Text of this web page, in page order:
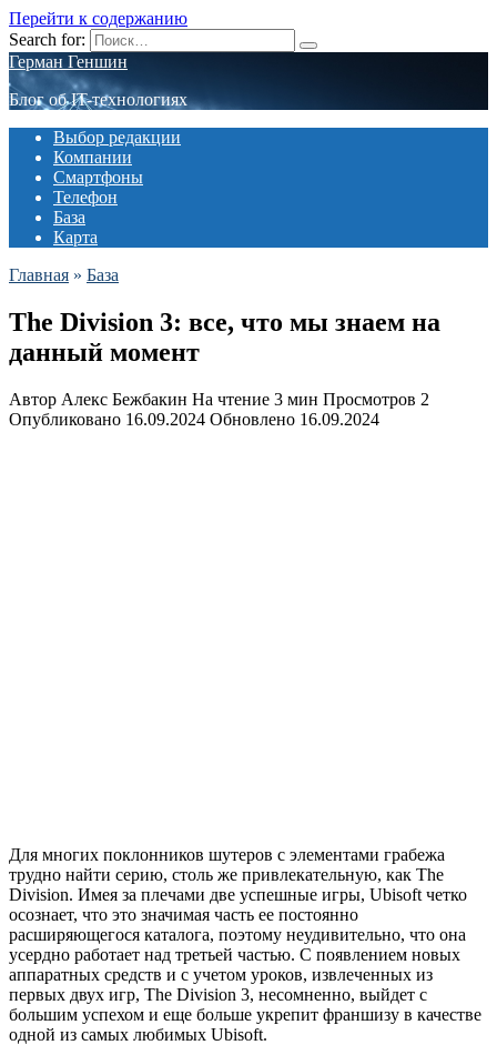
Перейти к содержанию
Search for:
Герман Геншин
Блог об IT-технологиях
Выбор редакции
Компании
Смартфоны
Телефон
База
Карта
Главная » База
The Division 3: все, что мы знаем на
данный момент
Автор Алекс Бежбакин На чтение 3 мин Просмотров 2
Опубликовано 16.09.2024 Обновлено 16.09.2024
Для многих поклонников шутеров с элементами грабежа
трудно найти серию, столь же привлекательную, как The
Division. Имея за плечами две успешные игры, Ubisoft четко
осознает, что это значимая часть ее постоянно
расширяющегося каталога, поэтому неудивительно, что она
усердно работает над третьей частью. С появлением новых
аппаратных средств и с учетом уроков, извлеченных из
первых двух игр, The Division 3, несомненно, выйдет с
большим успехом и еще больше укрепит франшизу в качестве
одной из самых любимых Ubisoft.